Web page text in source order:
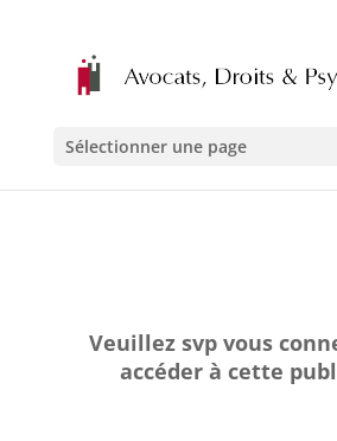
Sélectionner une page
Veuillez svp vous
accéder à cette